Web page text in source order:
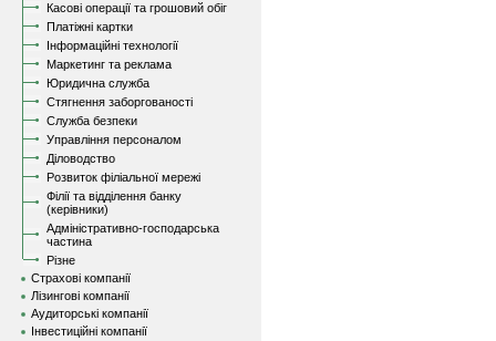
Касові операції та грошовий обіг
Платіжні картки
Інформаційні технології
Маркетинг та реклама
Юридична служба
Стягнення заборгованості
Служба безпеки
Управління персоналом
Діловодство
Розвиток філіальної мережі
Філії та відділення банку
(керівники)
Адміністративно-господарська
частина
Різне
Страхові компанії
Лізингові компанії
Аудиторські компанії
Інвестиційні компанії